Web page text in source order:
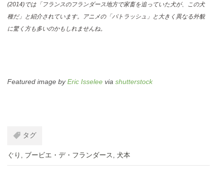
(2014)では「フランスのフランダース地方で家畜を追っていた犬が、この犬
種だ」と紹介されています。アニメの「パトラッシュ」と大きく異なる外貌
に驚く方も多いのかもしれませんね。
Featured image by Eric Isselee via shutterstock
タグ
ぐり ブービエ・デ・フランダース 犬本